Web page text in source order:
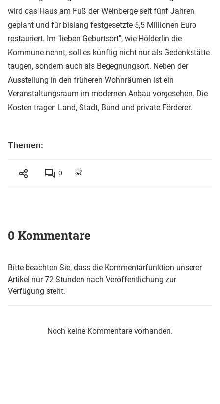
wird das Haus am Fuß der Weinberge seit fünf Jahren
geplant und für bislang festgesetzte 5,5 Millionen Euro
restauriert. Im "lieben Geburtsort", wie Hölderlin die
Kommune nennt, soll es künftig nicht nur als Gedenkstätte
taugen, sondern auch als Begegnungsort. Neben der
Ausstellung in den früheren Wohnräumen ist ein
Veranstaltungsraum im modernen Anbau vorgesehen. Die
Kosten tragen Land, Stadt, Bund und private Förderer.
Themen:
0
0 Kommentare
Bitte beachten Sie, dass die Kommentarfunktion unserer
Artikel nur 72 Stunden nach Veröffentlichung zur
Verfügung steht.
Noch keine Kommentare vorhanden.